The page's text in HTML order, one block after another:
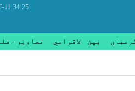
11:34:25
بين الاقوامي تصاوير -